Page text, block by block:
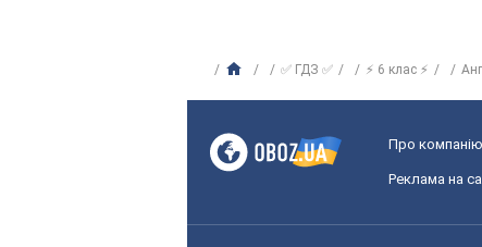
✅ ГДЗ ✅ ⚡ 6 клас ⚡
Про компанію
Реклама на